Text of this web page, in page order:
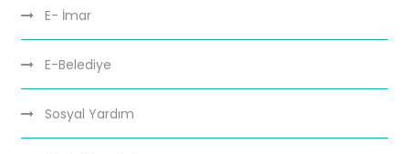
E- İmar
E-Belediye
Sosyal Yardım